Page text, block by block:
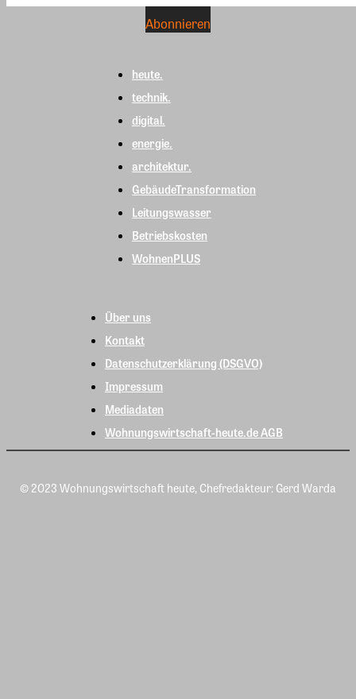
heute.
technik.
digital.
energie.
architektur.
GebäudeTransformation
Leitungswasser
Betriebskosten
WohnenPLUS
Über uns
Kontakt
Datenschutzerklärung (DSGVO)
Impressum
Mediadaten
Wohnungswirtschaft-heute.de AGB
© 2023 Wohnungswirtschaft heute, Chefredakteur: Gerd Warda